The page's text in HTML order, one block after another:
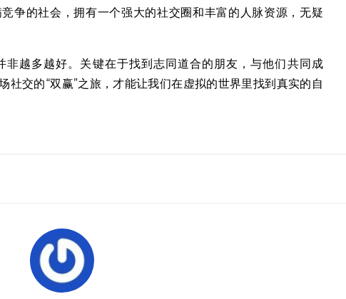
争的社会，拥有一个强大的社交圈和丰富的人脉资源，无疑
越多越好。关键在于找到志同道合的朋友，与他们共同成
社交的“双赢”之旅，才能让我们在虚拟的世界里找到真实的自